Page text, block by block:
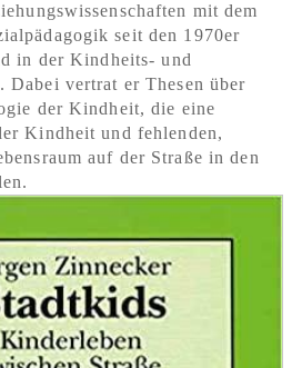
mit dem
seit den 1970er
in der Kindheits- und
Dabei vertrat er Thesen über
der Kindheit, die eine
Kindheit und fehlenden,
auf der Straße in den